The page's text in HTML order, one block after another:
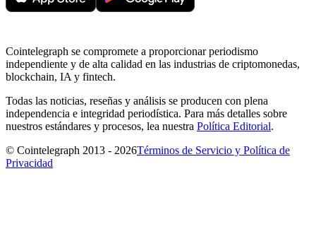
Cointelegraph se compromete a proporcionar periodismo
independiente y de alta calidad en las industrias de criptomonedas,
blockchain, IA y fintech.
Todas las noticias, reseñas y análisis se producen con plena
independencia e integridad periodística. Para más detalles sobre
nuestros estándares y procesos, lea nuestra Política Editorial.
© Cointelegraph 2013 - 2026Términos de Servicio y Política de
Privacidad